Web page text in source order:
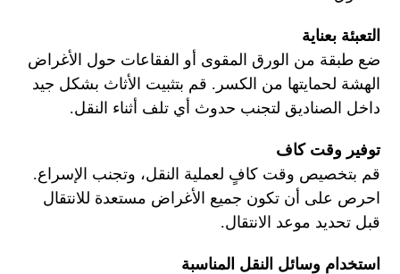
التعبئة بعناية
ضع طبقة من الورق المقوى أو الفقاعات حول الأغراض
الهشة لحمايتها من الكسر. قم بتثبيت الأثاث بشكل جيد
داخل الصناديق لتجنب حدوث أي تلف أثناء النقل.
توفير وقت كاف
قم بتخصيص وقت كافٍ لعملية النقل، وتجنب الإسراع.
احرص على أن تكون جميع الأغراض مستعدة للانتقال
قبل تحديد موعد الانتقال.
استخدام وسائل النقل المناسبة